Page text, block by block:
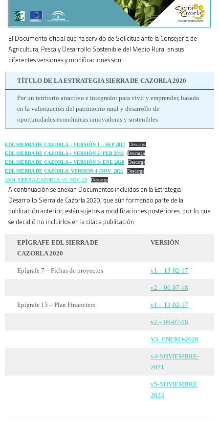
El Documento oficial que ha servido de Solicitud ante la Consejería de
Agricultura, Pesca y Desarrollo Sostenible del Medio Rural en sus
diferentes versiones y modificaciones son:
TÍTULO DE LA ESTRATEGIA SIERRA DE CAZORLA 2020
Por un territorio atractivo e integrador para vivir y emprender, basado
en la valorización del patrimonio rural y desarrollo de
oportunidades económicas innovadoras y sostenibles
EDL SIERRA DE CAZORLA – VERSIÓN 1 – SEP 2017
Descarga
EDL SIERRA DE CAZORLA – VERSIÓN 2- FEB 2018
Descarga
EDL SIERRA DE CAZORLA – VERSIÓN 3- ENE 2020
Descarga
EDL SIERRA DE CAZORLA_VERSION 4 -NOV_2021
Descarga
JA04_SIERRA-CAZORLA_v5_NOV_23
Descarga
A continuación se anexan Documentos incluídos en la Estrategia
Desarrollo Sierra de Cazorla 2020, que aún formando parte de la
publicación anterior, están sujetos a modificaciones posteriores, por lo que
se decidió no incluirlos en la citada publicación
EPÍGRAFE EDL SIERRA DE
CAZORLA 2020
VERSIÓN
Epígrafe 7 – Fichas de proyectos v1 – 13-02-17
v2 – 06-07-18
Epígrafe 15 – Plan Financiero v1 – 13-02-17
v2 – 06-07-18
V3_ENERO-2020
v4-NOVIEMBRE-
2021
v5-NOVIEMBRE
2023